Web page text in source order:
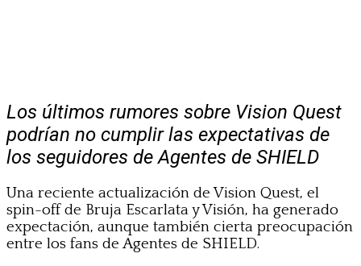
Los últimos rumores sobre Vision Quest
podrían no cumplir las expectativas de
los seguidores de Agentes de SHIELD
Una reciente actualización de Vision Quest, el
spin-off de Bruja Escarlata y Visión, ha generado
expectación, aunque también cierta preocupación
entre los fans de Agentes de SHIELD.